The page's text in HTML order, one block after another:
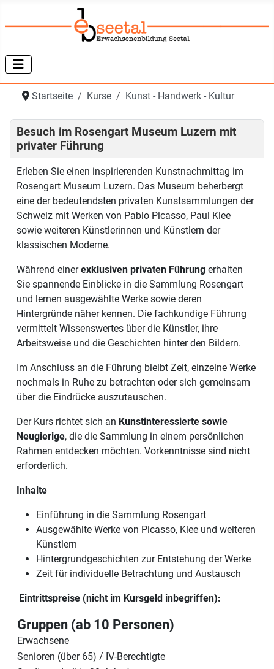
Startseite Kurse Kunst - Handwerk - Kultur
Besuch im Rosengart Museum Luzern mit
privater Führung
Erleben Sie einen inspirierenden Kunstnachmittag im
Rosengart Museum Luzern. Das Museum beherbergt
eine der bedeutendsten privaten Kunstsammlungen der
Schweiz mit Werken von Pablo Picasso, Paul Klee
sowie weiteren Künstlerinnen und Künstlern der
klassischen Moderne.
Während einerexklusiven privaten Führung erhalten
Sie spannende Einblicke in die Sammlung Rosengart
und lernen ausgewählte Werke sowie deren
Hintergründe näher kennen. Die fachkundige Führung
vermittelt Wissenswertes über die Künstler, ihre
Arbeitsweise und die Geschichten hinter den Bildern.
Im Anschluss an die Führung bleibt Zeit, einzelne Werke
nochmals in Ruhe zu betrachten oder sich gemeinsam
über die Eindrücke auszutauschen.
Der Kurs richtet sich an Kunstinteressierte sowie
Neugierige, die die Sammlung in einem persönlichen
Rahmen entdecken möchten. Vorkenntnisse sind nicht
erforderlich.
Inhalte
Einführung in die Sammlung Rosengart
Ausgewählte Werke von Picasso, Klee und weiteren
Künstlern
Hintergrundgeschichten zur Entstehung der Werke
Zeit für individuelle Betrachtung und Austausch
Eintrittspreise (nicht im Kursgeld inbegriffen):
Gruppen (ab 10 Personen)
Erwachsene
Senioren (über 65) / IV-Berechtigte